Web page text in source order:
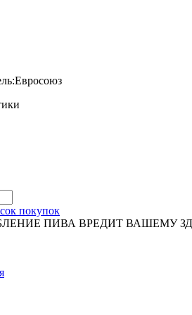
Евросоюз
покупок
ПИВА ВРЕДИТ ВАШЕМУ